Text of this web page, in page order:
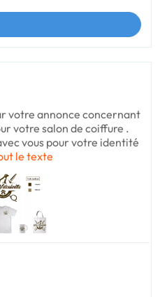
votre annonce concernant
votre salon de coiffure .
vous pour votre identité
le texte